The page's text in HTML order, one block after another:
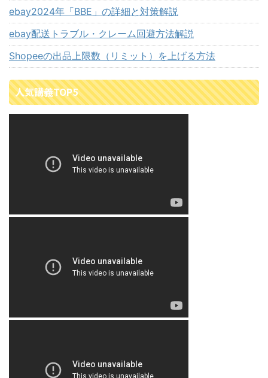
ebay2024年「BBE」の詳細と対策解説
ebay配送トラブル・クレーム回避方法解説
Shopeeの出品上限数（リミット）を上げる方法
人気講義TOP5